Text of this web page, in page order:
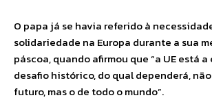
O papa já se havia referido à
solidariedade na Europa durante a sua
páscoa, quando afirmou que “a UE está
desafio histórico, do qual dependerá,
futuro, mas o de todo o mundo”.